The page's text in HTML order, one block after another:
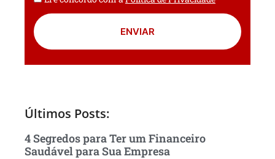
ENVIAR
Últimos Posts:
4 Segredos para Ter um Financeiro
Saudável para Sua Empresa